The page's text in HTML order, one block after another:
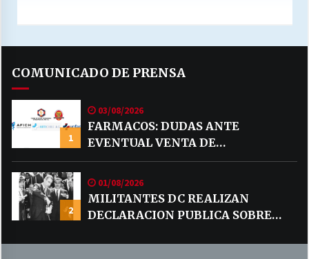
COMUNICADO DE PRENSA
1
03/08/2026
FARMACOS: DUDAS ANTE
EVENTUAL VENTA DE
MEDICAMENTOS POR MERCADO
LIBRE
2
01/08/2026
MILITANTES DC REALIZAN
DECLARACION PUBLICA SOBRE